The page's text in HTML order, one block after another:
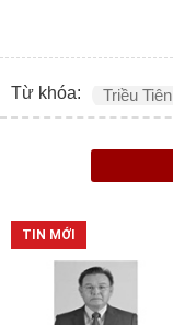
Từ khóa: Triều Tiên
TIN MỚI